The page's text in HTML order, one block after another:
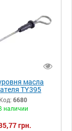
масла
TY395
Код: 6680
наличии
грн.